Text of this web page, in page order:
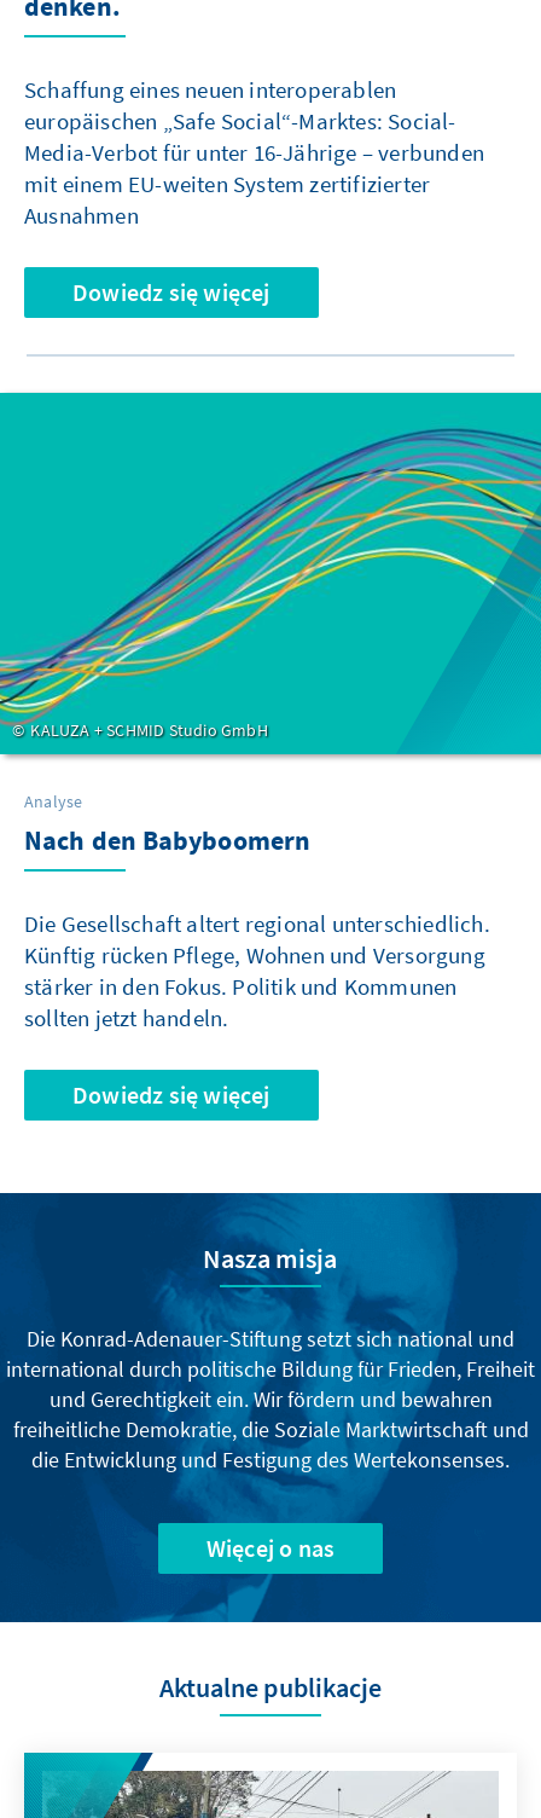
denken.
Schaffung eines neuen interoperablen
europäischen „Safe Social“-Marktes: Social-
Media-Verbot für unter 16-Jährige – verbunden
mit einem EU-weiten System zertifizierter
Ausnahmen
Dowiedz się więcej
KALUZA + SCHMID Studio GmbH
Analyse
Nach den Babyboomern
Die Gesellschaft altert regional unterschiedlich.
Künftig rücken Pflege, Wohnen und Versorgung
stärker in den Fokus. Politik und Kommunen
sollten jetzt handeln.
Dowiedz się więcej
Nasza misja
Die Konrad-Adenauer-Stiftung setzt sich national und
international durch politische Bildung für Frieden, Freiheit
und Gerechtigkeit ein. Wir fördern und bewahren
freiheitliche Demokratie, die Soziale Marktwirtschaft und
die Entwicklung und Festigung des Wertekonsenses.
Więcej o nas
Aktualne publikacje